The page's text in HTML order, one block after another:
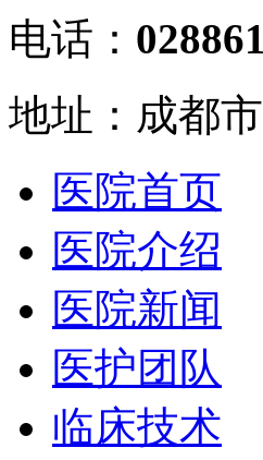
电话：
地址：成都
医院首页
医院介绍
医院新闻
医护团队
临床技术